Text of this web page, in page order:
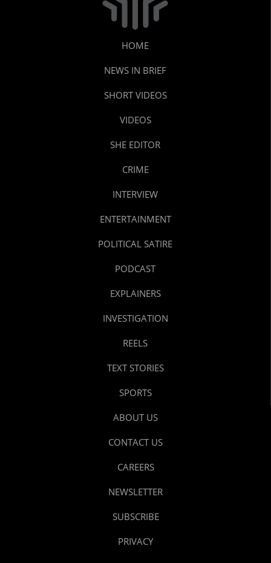
HOME
NEWS IN BRIEF
SHORT VIDEOS
VIDEOS
SHE EDITOR
CRIME
INTERVIEW
ENTERTAINMENT
POLITICAL SATIRE
PODCAST
EXPLAINERS
INVESTIGATION
REELS
TEXT STORIES
SPORTS
ABOUT US
CONTACT US
CAREERS
NEWSLETTER
SUBSCRIBE
PRIVACY